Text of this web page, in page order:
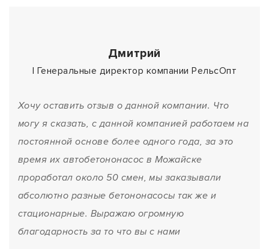
Дмитрий
| Генеральные директор компании РельсОпт
Хочу оставить отзыв о данной компании. Что
могу я сказать, с данной компанией работаем на
постоянной основе более одного года, за это
время их автобетононасос в Можайске
проработал около 50 смен, мы заказывали
абсолютно разные бетононасосы так же и
стационарные. Выражаю огромную
благодарность за то что вы с нами